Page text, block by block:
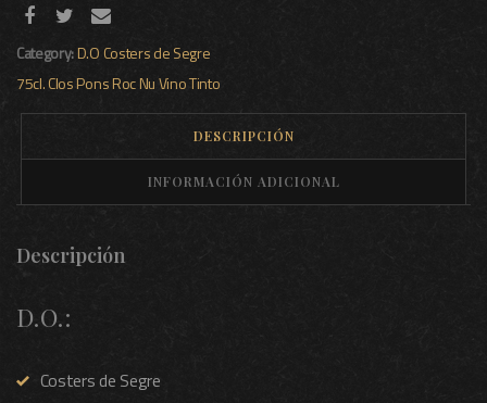
Category:D.O Costers de Segre
75cl.Clos PonsRoc NuVino Tinto
DESCRIPCIÓN
INFORMACIÓN ADICIONAL
Descripción
D.O.:
Costers de Segre